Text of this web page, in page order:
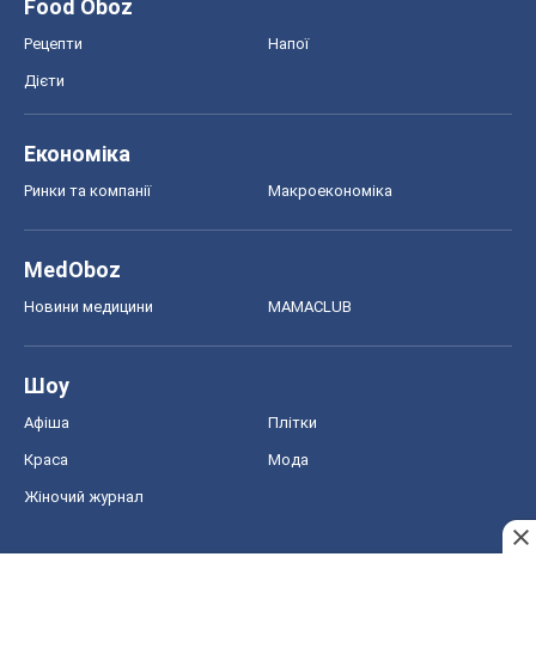
Food Oboz
Рецепти Напої
Дієти
Економіка
Ринки та компанії Макроекономіка
MedOboz
Новини медицини MAMACLUB
Шоу
Афіша Плітки
Краса Мода
Жіночий журнал